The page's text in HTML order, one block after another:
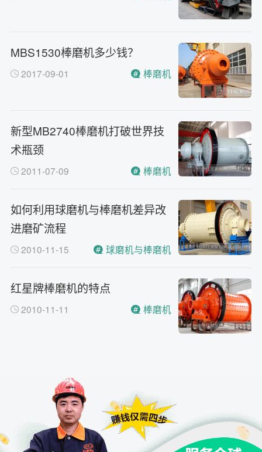
MBS1530棒磨机多少钱？
2017-09-01 棒磨机
新型MB2740棒磨机打破世界技
术瓶颈
2011-07-09 棒磨机
如何利用球磨机与棒磨机差异改
进磨矿流程
2010-11-15 球磨机与棒磨机
红星牌棒磨机的特点
2010-11-11 棒磨机